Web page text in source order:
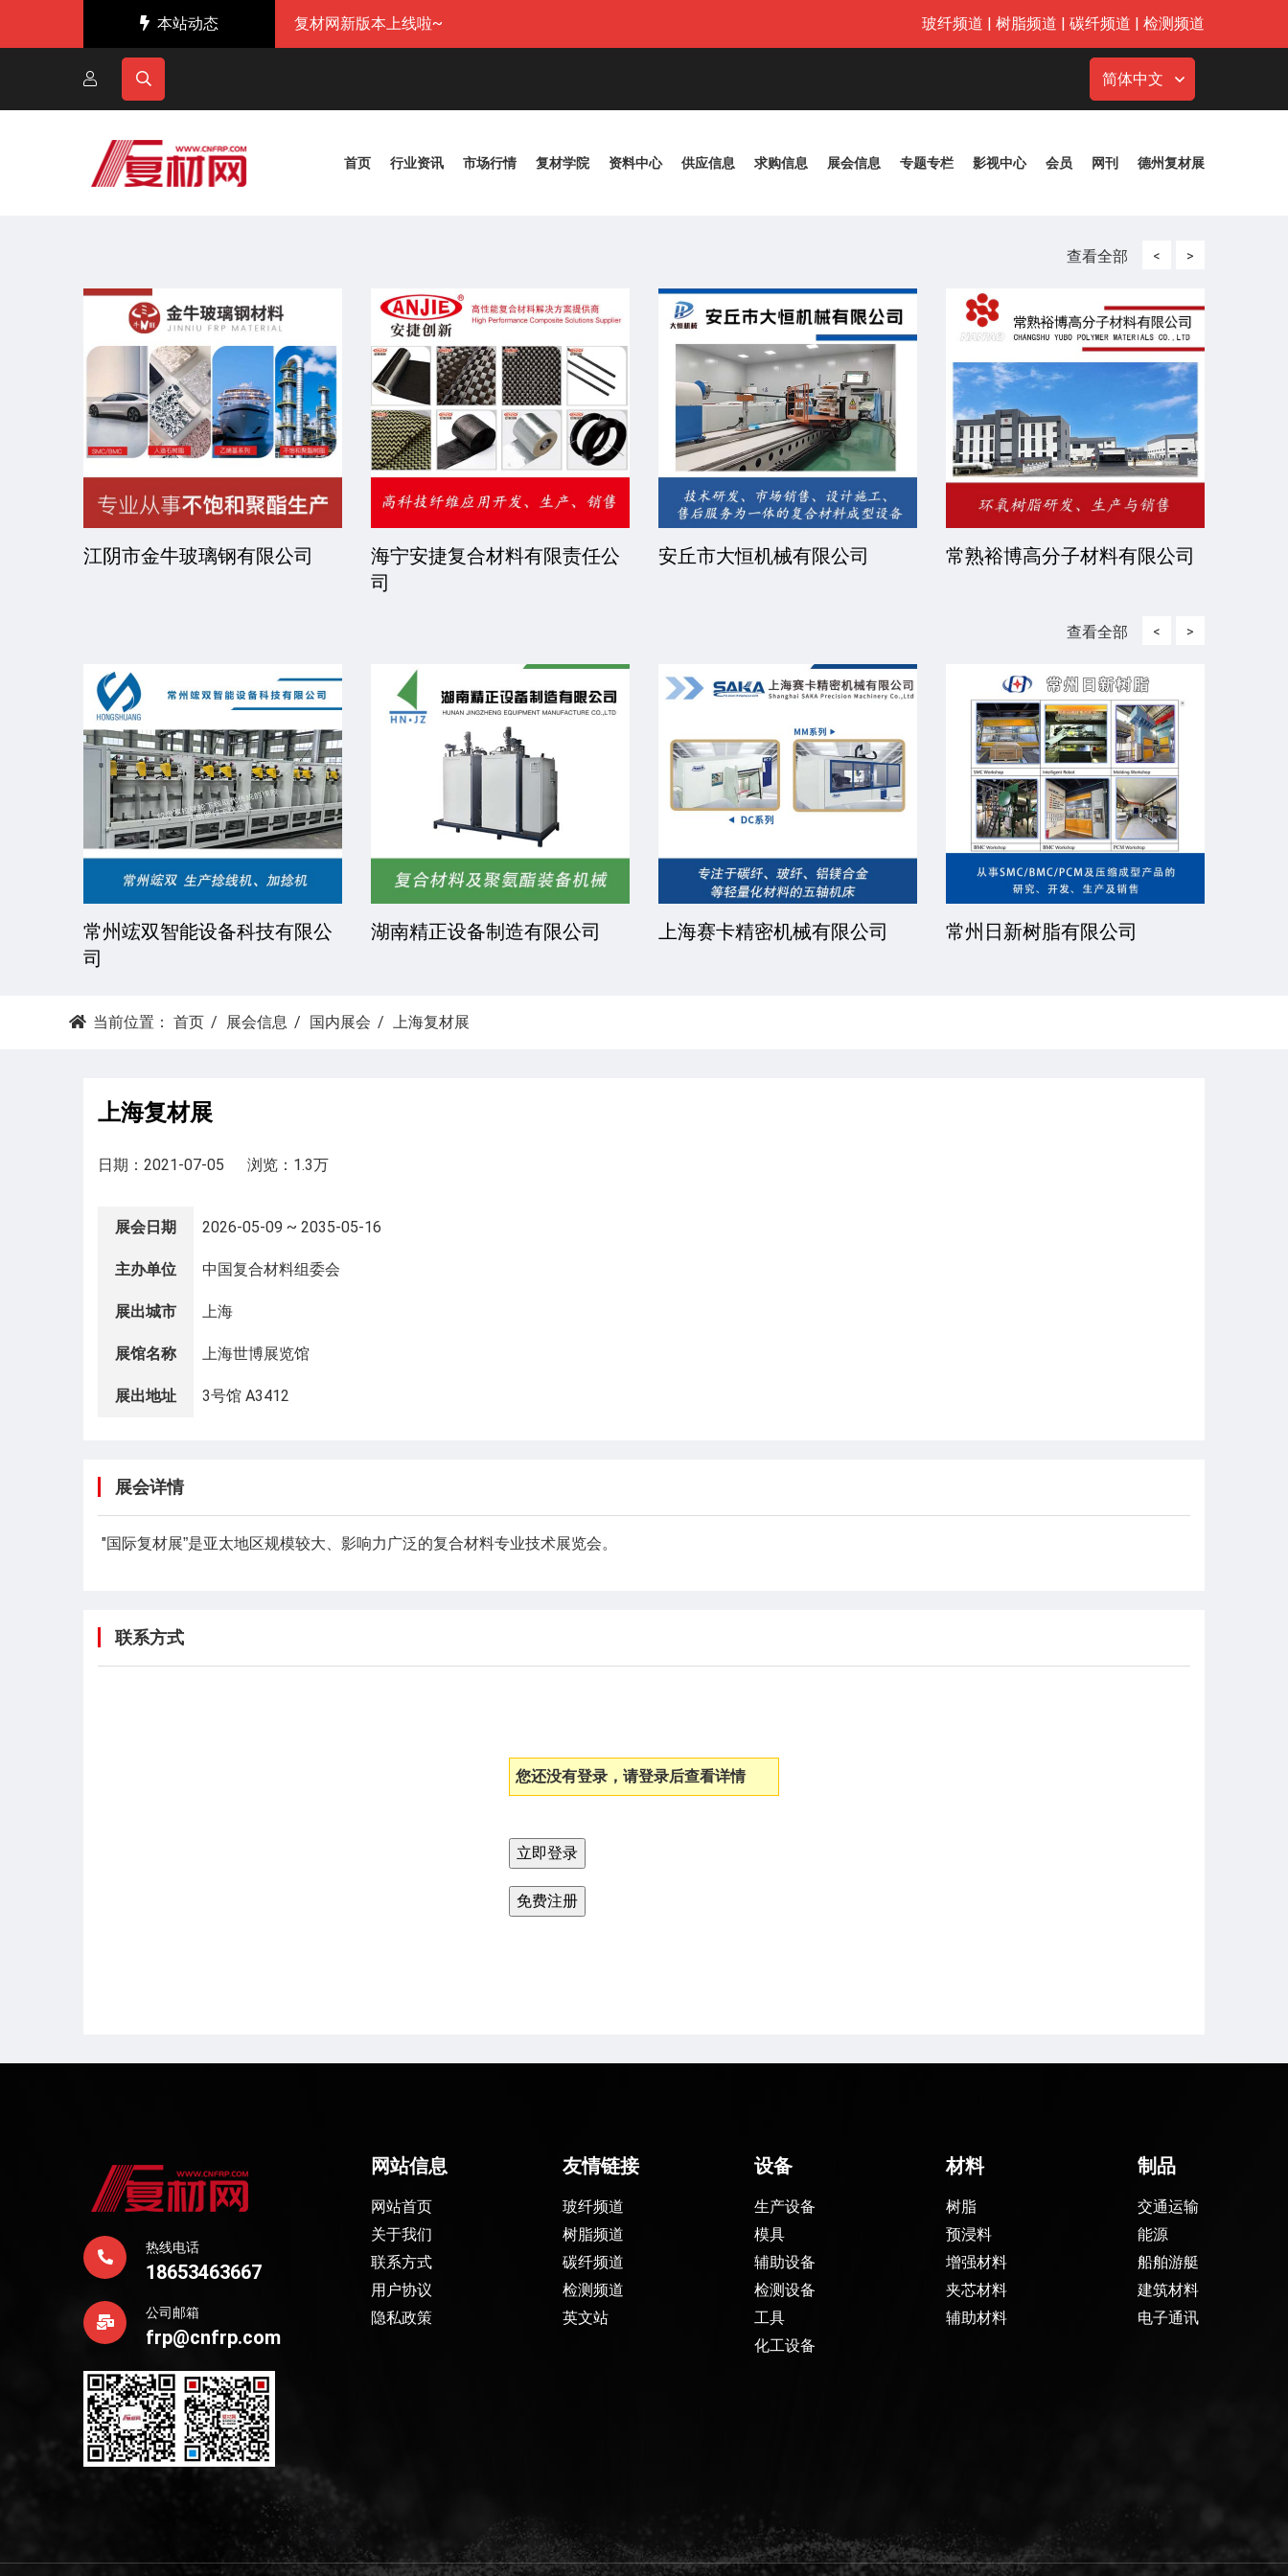
本站动态 复材网新版本上线啦~ 玻纤频道 | 树脂频道 | 碳纤频道 | 检测频道
简体中文
首页 行业资讯 市场行情 复材学院 资料中心 供应信息 求购信息 展会信息 专题专栏 影视中心 会员 网刊 德州复材展
查看全部 <
江阴市金牛玻璃钢有限公司
海宁安捷复合材料有限责任公
司
安丘市大恒机械有限公司 常熟裕博高分子材料有限公司
>
查看全部 <
常州竤双智能设备科技有限公
司
湖南精正设备制造有限公司 上海赛卡精密机械有限公司 常州日新树脂有限公司
>
当前位置： 首页 展会信息 国内展会 上海复材展
上海复材展
日期：2021-07-05 浏览：1.3万
展会日期 2026-05-09 ~ 2035-05-16
主办单位 中国复合材料组委会
展出城市 上海
展馆名称 上海世博展览馆
展出地址 3号馆 A3412
展会详情
"国际复材展”是亚太地区规模较大、影响力广泛的复合材料专业技术展览会。
联系方式
您还没有登录，请登录后查看详情
热线电话
18653463667
公司邮箱
frp@cnfrp.com
网站信息
网站首页
关于我们
联系方式
用户协议
隐私政策
友情链接
玻纤频道
树脂频道
碳纤频道
检测频道
英文站
设备
生产设备
模具
辅助设备
检测设备
工具
化工设备
材料
树脂
预浸料
增强材料
夹芯材料
辅助材料
制品
交通运输
能源
船舶游艇
建筑材料
电子通讯